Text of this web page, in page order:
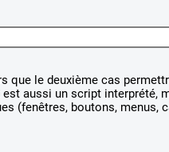
que le deuxième cas
est aussi un script interprété,
(fenêtres, boutons, menus,